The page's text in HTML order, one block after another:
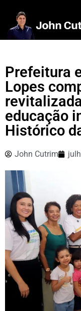
Prefeitura
Lopes
educação
Histórico
John Cutrim